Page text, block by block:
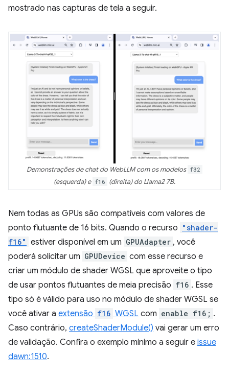
mostrado nas capturas de tela a seguir.
Demonstrações de chat do WebLLM com os modelos f32
(esquerda) e f16 (direita) do Llama2 7B.
Nem todas as GPUs são compatíveis com valores de
ponto flutuante de 16 bits. Quando o recurso "shader-
f16" estiver disponível em um GPUAdapter , você
poderá solicitar um GPUDevice com esse recurso e
criar um módulo de shader WGSL que aproveite o tipo
de usar pontos flutuantes de meia precisão f16 . Esse
tipo só é válido para uso no módulo de shader WGSL se
você ativar a extensão f16 WGSL com enable f16; .
Caso contrário, createShaderModule() vai gerar um erro
de validação. Confira o exemplo mínimo a seguir e issue
dawn:1510.